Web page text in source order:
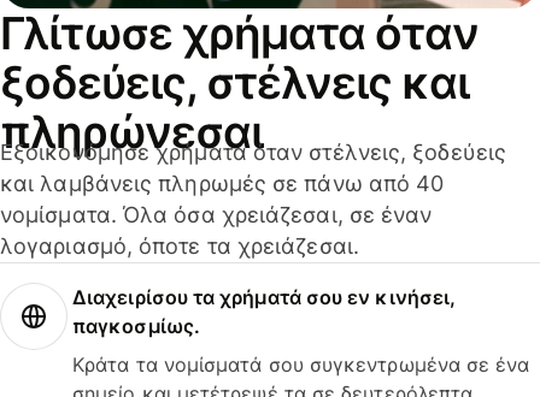
Γλίτωσε χρήματα όταν
ξοδεύεις, στέλνεις και
πληρώνεσαι
Εξοικονόμησε χρήματα όταν στέλνεις, ξοδεύεις
και λαμβάνεις πληρωμές σε πάνω από 40
νομίσματα. Όλα όσα χρειάζεσαι, σε έναν
λογαριασμό, όποτε τα χρειάζεσαι.
Διαχειρίσου τα χρήματά σου εν κινήσει,
παγκοσμίως.
Κράτα τα νομίσματά σου συγκεντρωμένα σε ένα